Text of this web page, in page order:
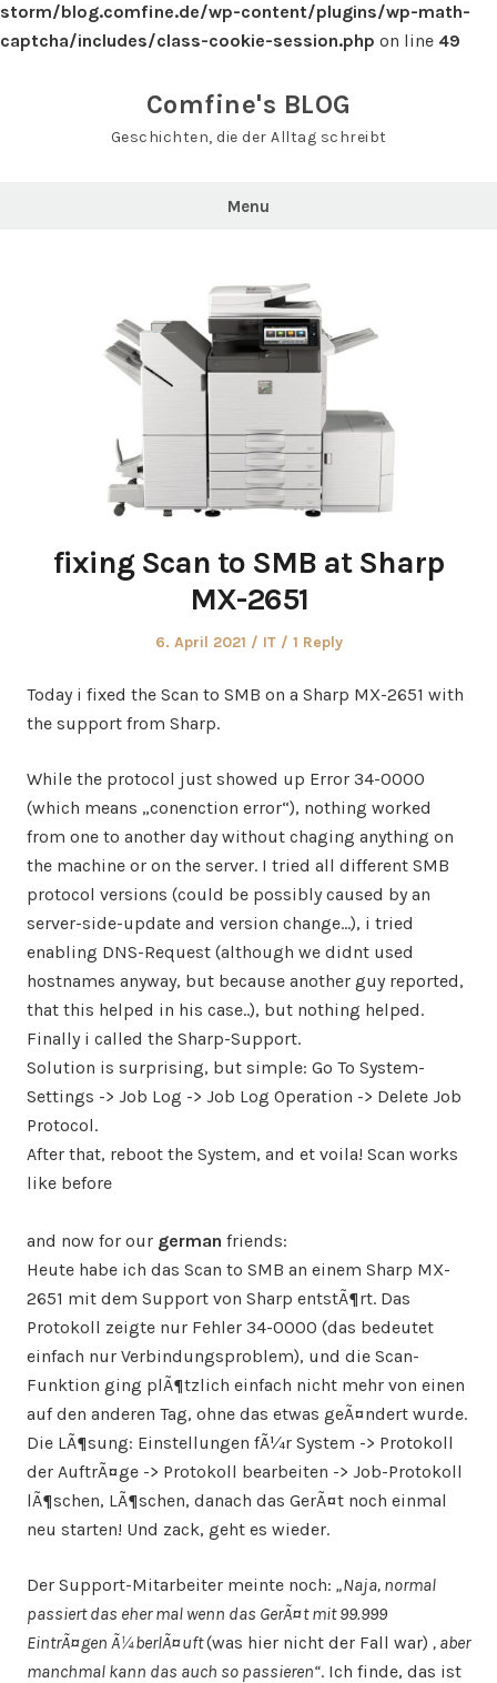
storm/blog.comfine.de/wp-content/plugins/wp-math-
captcha/includes/class-cookie-session.php on line 49
Comfine's BLOG
Geschichten, die der Alltag schreibt
Menu
fixing Scan to SMB at Sharp
MX-2651
Posted
6. April 2021
Posted
IT 1 Reply
Today i fixed the Scan to SMB on a Sharp MX-2651 with
the support from Sharp.
While the protocol just showed up Error 34-0000
(which means „conenction error“), nothing worked
from one to another day without chaging anything on
the machine or on the server. I tried all different SMB
protocol versions (could be possibly caused by an
server-side-update and version change…), i tried
enabling DNS-Request (although we didnt used
hostnames anyway, but because another guy reported,
that this helped in his case..), but nothing helped.
Finally i called the Sharp-Support.
Solution is surprising, but simple: Go To System-
Settings -> Job Log -> Job Log Operation -> Delete Job
Protocol.
After that, reboot the System, and et voila! Scan works
like before
and now for our german friends:
Heute habe ich das Scan to SMB an einem Sharp MX-
2651 mit dem Support von Sharp entstÃ¶rt. Das
Protokoll zeigte nur Fehler 34-0000 (das bedeutet
einfach nur Verbindungsproblem), und die Scan-
Funktion ging plÃ¶tzlich einfach nicht mehr von einen
auf den anderen Tag, ohne das etwas geÃ¤ndert wurde.
Die LÃ¶sung: Einstellungen fÃ¼r System -> Protokoll
der AuftrÃ¤ge -> Protokoll bearbeiten -> Job-Protokoll
lÃ¶schen, LÃ¶schen, danach das GerÃ¤t noch einmal
neu starten! Und zack, geht es wieder.
Der Support-Mitarbeiter meinte noch: „Naja, normal
passiert das eher mal wenn das GerÃ¤t mit 99.999
EintrÃ¤gen Ã¼berlÃ¤uft(was hier nicht der Fall war) , aber
manchmal kann das auch so passieren“. Ich finde, das ist